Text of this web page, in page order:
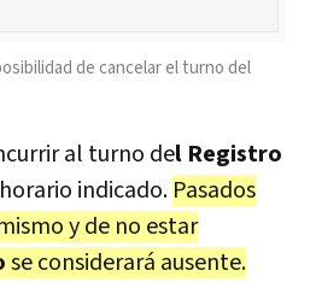
de cancelar el turno del
al turno del Registro
indicado. Pasados
y de no estar
se considerará ausente.